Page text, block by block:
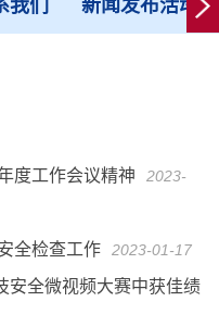
我们 新闻发布活动
度工作会议精神 2023-
全检查工作 2023-01-17
安全微视频大赛中获佳绩